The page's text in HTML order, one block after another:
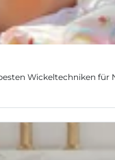
Wickeltechniken für